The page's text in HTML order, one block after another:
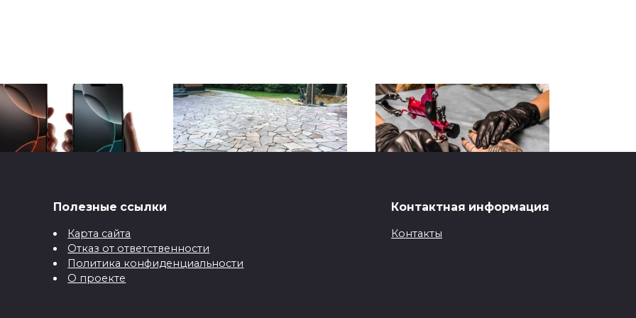
блекаутів
реалії змушують
користувачів
плитка, брусчатка или
бетон
обладнання
Полезные ссылки
Карта сайта
Отказ от ответственности
Политика конфиденциальности
О проекте
Контактная информация
Контакты